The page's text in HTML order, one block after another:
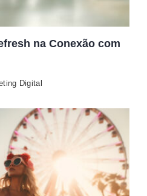
na Conexão com
Digital